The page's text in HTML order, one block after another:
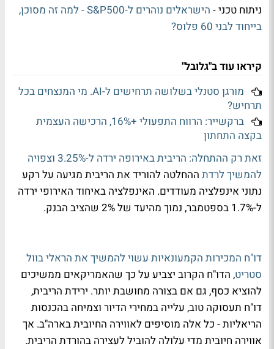
ניתוח טכני -
הישראלים נוהרים ל-S&P500 - למה זה מסוכן,
בייחוד לבני 60 פלוס?
קיראו עוד ב"גלובל"
מורגן סטנלי בשלושה תרחישים ל-AI. מי המנצחים בכל
תרחיש?
ברקשייר: הרווח התפעולי +16%, הרכישה העצמית
בקצה התחתון
זאת רק ההתחלה: הריבית באירופה ירדה ל-3.25% וצפויה
להמשיך לרדת ההחלטה להוריד את הריבית מגיעה על רקע
נתוני אינפלציה מעודדים. האינפלציה באיחוד האירופי ירדה
ל-1.7% בספטמבר, נמוך מהיעד של 2% שהציב הבנק.
דו"ח המכירות הקמעונאיות עשוי להמשיך את הראלי בוול
סטריט, הדו"ח הקרוב יצביע על כך שהאמריקאים ממשיכים
להוציא כסף, גם אם בצורה מחושבת יותר. ירידת הריבית,
דו"ח תעסוקה טוב, עלייה במחירי הדיור וצמיחה בהכנסות
הריאליות - כל אלה מוסיפים לאווירה החיובית בארה"ב. אך
אווירה חיובית מדי עלולה להוביל לעצירה בהורדת הריבית.